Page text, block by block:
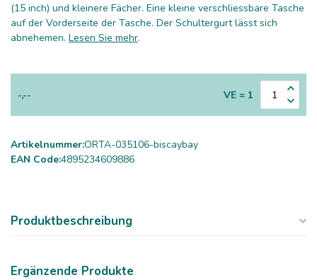
(15 inch) und kleinere Fächer. Eine kleine verschliessbare Tasche
auf der Vorderseite der Tasche. Der Schultergurt lässt sich
abnehemen. Lesen Sie mehr.
-,-- VE = 1
Artikelnummer:ORTA-035106-biscaybay
EAN Code:4895234609886
Produktbeschreibung
Ergänzende Produkte